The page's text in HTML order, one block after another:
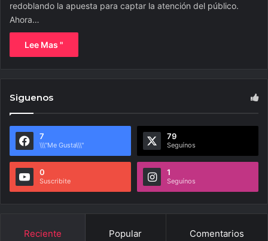
redoblando la apuesta para captar la atención del público.
Ahora…
Lee Mas "
Siguenos
7
\\\"Me Gusta\\\"
79
Seguínos
0
Suscribite
1
Seguínos
Reciente Popular Comentarios